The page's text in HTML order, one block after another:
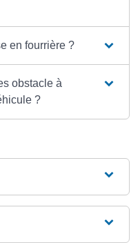
en fourrière ?
obstacle à
?